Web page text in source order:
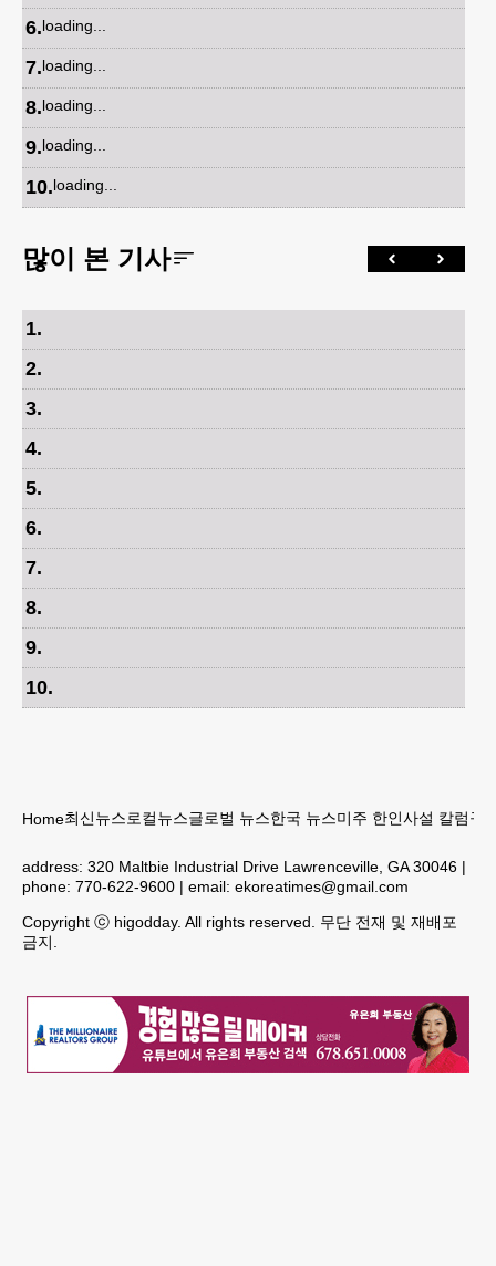
6.loading...
7.loading...
8.loading...
9.loading...
10.loading...
많이 본 기사
1.
2.
3.
4.
5.
6.
7.
8.
9.
10.
Home최신뉴스로컬뉴스글로벌 뉴스한국 뉴스미주 한인사설 칼럼구
address: 320 Maltbie Industrial Drive Lawrenceville, GA 30046 |
phone: 770-622-9600 | email: ekoreatimes@gmail.com
Copyright ⓒ higodday. All rights reserved. 무단 전재 및 재배포
금지.